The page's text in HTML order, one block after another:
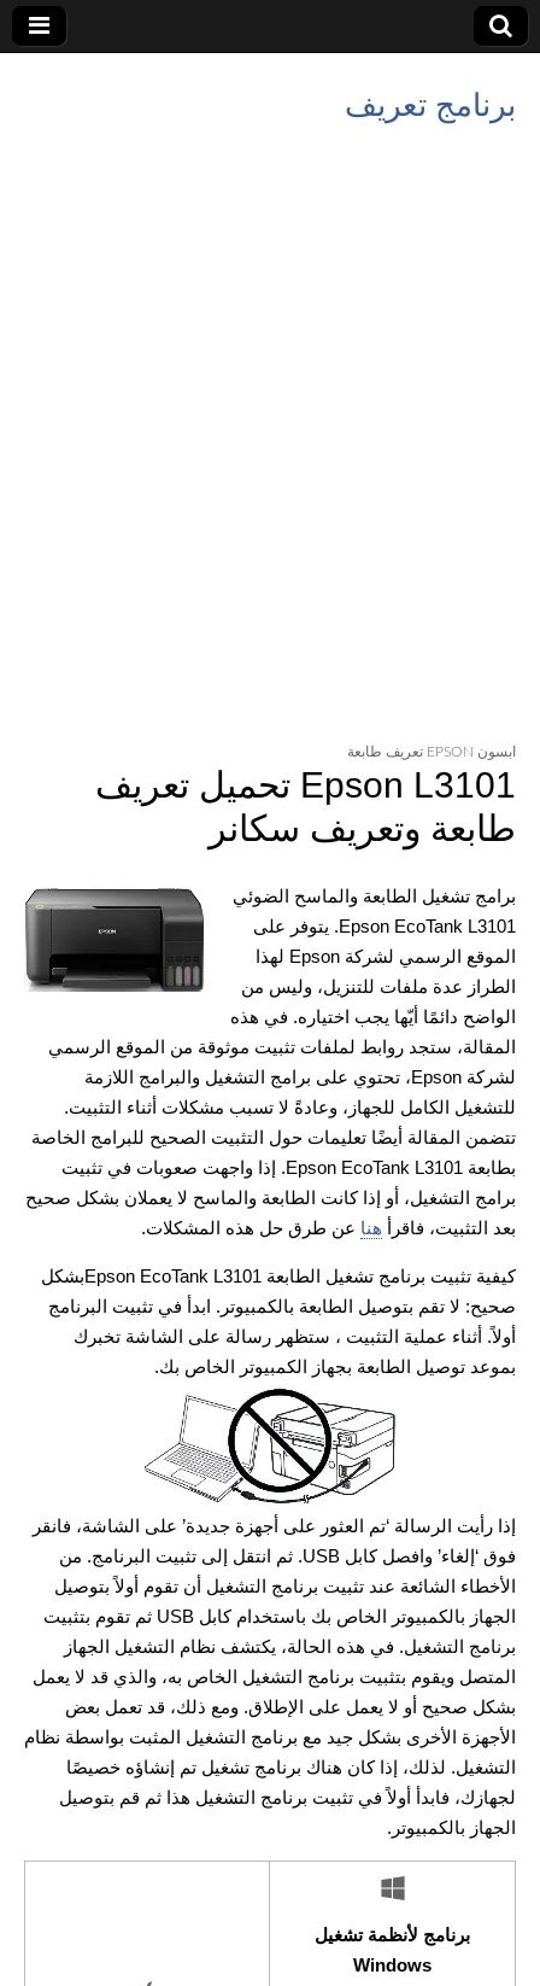
برنامج تعريف
ابسون EPSON تعريف طابعة
Epson L3101 تحميل تعريف
طابعة وتعريف سكانر
برامج تشغيل الطابعة والماسح الضوئي
Epson EcoTank L3101. يتوفر على
الموقع الرسمي لشركة Epson لهذا
الطراز عدة ملفات للتنزيل، وليس من
الواضح دائمًا أيّها يجب اختياره. في هذه
المقالة، ستجد روابط لملفات تثبيت موثوقة من الموقع الرسمي
لشركة Epson، تحتوي على برامج التشغيل والبرامج اللازمة
للتشغيل الكامل للجهاز، وعادةً لا تسبب مشكلات أثناء التثبيت.
تتضمن المقالة أيضًا تعليمات حول التثبيت الصحيح للبرامج الخاصة
بطابعة Epson EcoTank L3101. إذا واجهت صعوبات في تثبيت
برامج التشغيل، أو إذا كانت الطابعة والماسح لا يعملان بشكل صحيح
بعد التثبيت، فاقرأ هنا عن طرق حل هذه المشكلات.
كيفية تثبيت برنامج تشغيل الطابعة Epson EcoTank L3101بشكل
صحيح: لا تقم بتوصيل الطابعة بالكمبيوتر. ابدأ في تثبيت البرنامج
أولاً. أثناء عملية التثبيت ، ستظهر رسالة على الشاشة تخبرك
بموعد توصيل الطابعة بجهاز الكمبيوتر الخاص بك.
إذا رأيت الرسالة ‘تم العثور على أجهزة جديدة’ على الشاشة، فانقر
فوق ‘إلغاء’ وافصل كابل USB. ثم انتقل إلى تثبيت البرنامج. من
الأخطاء الشائعة عند تثبيت برنامج التشغيل أن تقوم أولاً بتوصيل
الجهاز بالكمبيوتر الخاص بك باستخدام كابل USB ثم تقوم بتثبيت
برنامج التشغيل. في هذه الحالة، يكتشف نظام التشغيل الجهاز
المتصل ويقوم بتثبيت برنامج التشغيل الخاص به، والذي قد لا يعمل
بشكل صحيح أو لا يعمل على الإطلاق. ومع ذلك، قد تعمل بعض
الأجهزة الأخرى بشكل جيد مع برنامج التشغيل المثبت بواسطة نظام
التشغيل. لذلك، إذا كان هناك برنامج تشغيل تم إنشاؤه خصيصًا
لجهازك، فابدأ أولاً في تثبيت برنامج التشغيل هذا ثم قم بتوصيل
الجهاز بالكمبيوتر.
برنامج لأنظمة تشغيل
Windows